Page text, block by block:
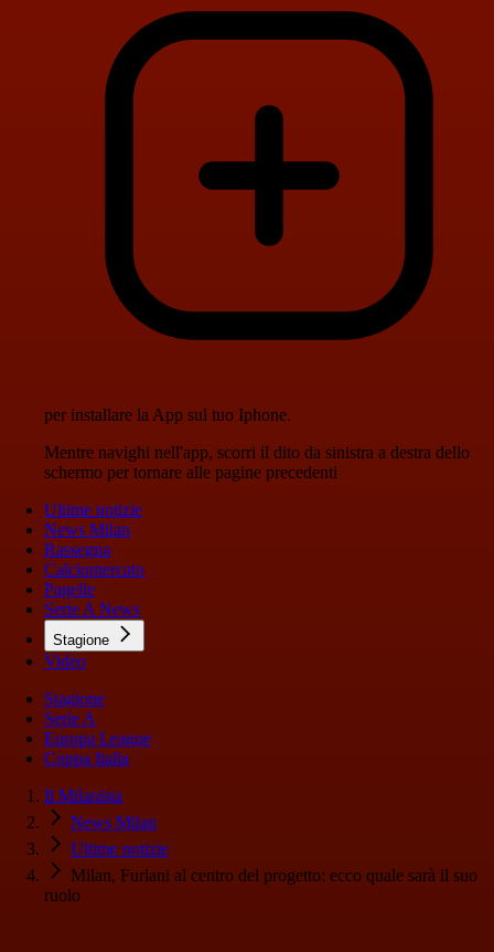
per installare la App sul tuo Iphone.
Mentre navighi nell'app, scorri il dito da sinistra a destra dello
schermo per tornare alle pagine precedenti
Ultime notizie
News Milan
Rassegna
Calciomercato
Pagelle
Serie A News
Stagione
Video
Stagione
Serie A
Europa League
Coppa Italia
Il Milanista
News Milan
Ultime notizie
Milan, Furlani al centro del progetto: ecco quale sarà il suo
ruolo